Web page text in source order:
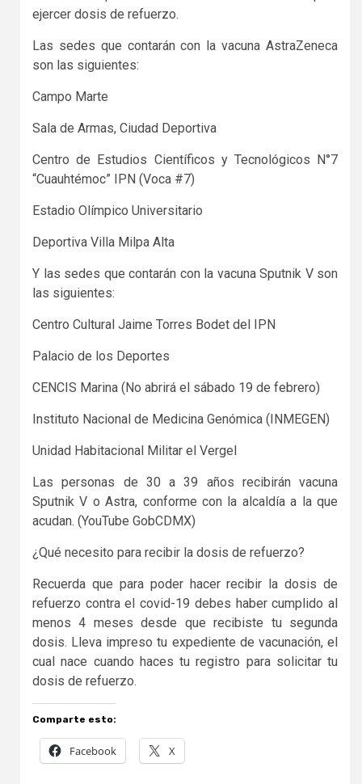
ejercer dosis de refuerzo.
Las sedes que contarán con la vacuna AstraZeneca
son las siguientes:
Campo Marte
Sala de Armas, Ciudad Deportiva
Centro de Estudios Científicos y Tecnológicos N°7
“Cuauhtémoc” IPN (Voca #7)
Estadio Olímpico Universitario
Deportiva Villa Milpa Alta
Y las sedes que contarán con la vacuna Sputnik V son
las siguientes:
Centro Cultural Jaime Torres Bodet del IPN
Palacio de los Deportes
CENCIS Marina (No abrirá el sábado 19 de febrero)
Instituto Nacional de Medicina Genómica (INMEGEN)
Unidad Habitacional Militar el Vergel
Las personas de 30 a 39 años recibirán vacuna
Sputnik V o Astra, conforme con la alcaldía a la que
acudan. (YouTube GobCDMX)
¿Qué necesito para recibir la dosis de refuerzo?
Recuerda que para poder hacer recibir la dosis de
refuerzo contra el covid-19 debes haber cumplido al
menos 4 meses desde que recibiste tu segunda
dosis. Lleva impreso tu expediente de vacunación, el
cual nace cuando haces tu registro para solicitar tu
dosis de refuerzo.
Comparte esto:
Facebook X